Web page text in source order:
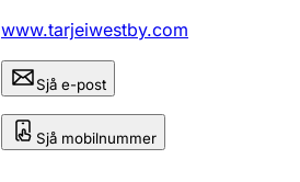
www.tarjeiwestby.com
Sjå e-post
Sjå mobilnummer